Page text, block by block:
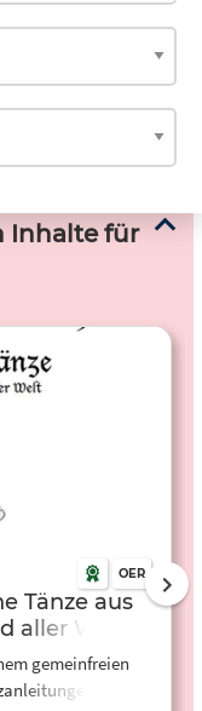
Inhalte für
OER
Tänze aus
aller Welt
gemeinfreien
zu